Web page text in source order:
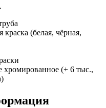
(белая, чёрная,
хромированное (+ 6 тыс.,